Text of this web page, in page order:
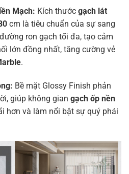
Mạch: Kích thước gạch lát
cm là tiêu chuẩn của sự sang
ron gạch tối đa, tạo cảm
lớn đồng nhất, tăng cường vẻ
.
Bề mặt Glossy Finish phản
giúp không gian gạch ốp nền
hơn và làm nổi bật sự quý phái